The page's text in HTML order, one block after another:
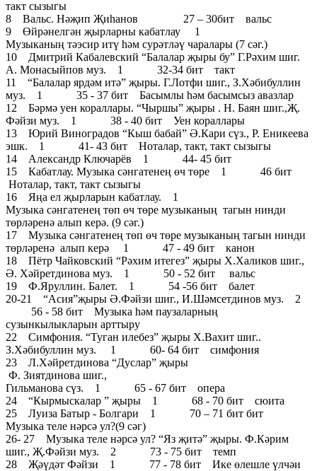
такт сызыгы
8 Вальс. Нәҗип Җиһанов 27 – 30бит вальс
9 Өйрәнелгән җырларны кабатлау 1
Музыканың тәэсир итү һәм сурәтләү чаралары (7 сәг.)
10 Дмитрий Кабалевский “Балалар җыры бу” Г.Рәхим шиг.
А. Монасыйпов муз. 1 32-34 бит такт
11 “Балалар ярдәм итә” җыры. Г.Лотфи шиг., З.Хәбибуллин
муз. 1 35 - 37 бит Басымлы һәм басымсыз авазлар
12 Бәрмә уен кораллары. “Чыршы” җыры . Н. Баян шиг.,Җ.
Фәйзи муз. 1 38 - 40 бит Уен кораллары
13 Юрий Виноградов “Кыш бабай” Ә.Кари сүз., Р. Еникеева
эшк. 1 41- 43 бит Ноталар, такт, такт сызыгы
14 Александр Ключарёв 1 44- 45 бит
15 Кабатлау. Музыка сәнгатенең өч төре 1 46 бит
Ноталар, такт, такт сызыгы
16 Яңа ел җырларын кабатлау. 1
Музыка сәнгатенең төп өч төре музыканың тагын нинди
төрләренә алып керә. (9 сәг.)
17 Музыка сәнгатенең төп өч төре музыканың тагын нинди
төрләренә алып керә 1 47 - 49 бит канон
18 Пётр Чайковский “Рәхим итегез” җыры Х.Халиков шиг.,
Ә. Хәйретдинова муз. 1 50 - 52 бит вальс
19 Ф.Яруллин. Балет. 1 54 -56 бит балет
20-21 “Асия”җыры Ә.Фәйзи шиг., И.Шәмсетдинов муз. 2
56 - 58 бит Музыка һәм паузаларның
сузынкылыкларын арттыру
22 Симфония. “Туган илебез” җыры Х.Вахит шиг..
З.Хәбибуллин муз. 1 60- 64 бит симфония
23 Л.Хәйретдинова “Дуслар” җыры
Ф. Зиятдинова шиг.,
Гильманова сүз. 1 65 - 67 бит опера
24 “Кырмыскалар ” җыры 1 68 - 70 бит сюита
25 Луиза Батыр - Болгари 1 70 – 71 бит бит
Музыка теле нәрсә ул?(9 сәг)
26- 27 Музыка теле нәрсә ул? “Яз җитә” җыры. Ф.Кәрим
шиг., Җ.Фәйзи муз. 2 73 - 75 бит темп
28 Җәүдәт Фәйзи 1 77 - 78 бит Ике өлешле үлчәи